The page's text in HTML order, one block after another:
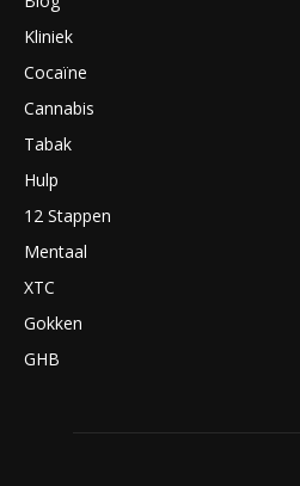
Kliniek
Cocaïne
Cannabis
Tabak
Hulp
12 Stappen
Mentaal
XTC
Gokken
GHB